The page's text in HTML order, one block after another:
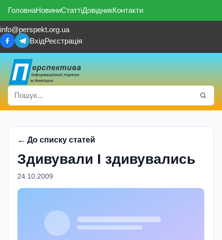
ГоловнаНовиниСтаттіДовідникКонтакти
info@perspekt.org.ua
ВхідРеєстрація
← До списку статей
Здивували I здивувались
24.10.2009